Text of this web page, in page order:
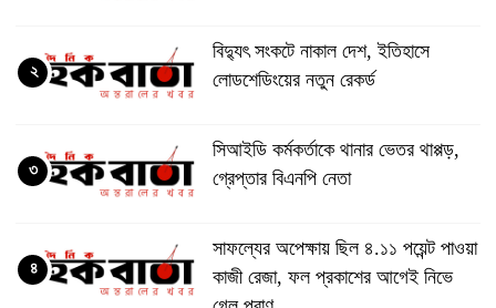
বিদ্যুৎ সংকটে নাকাল দেশ, ইতিহাসে
লোডশেডিংয়ের নতুন রেকর্ড
২
সিআইডি কর্মকর্তাকে থানার ভেতর থাপ্পড়,
গ্রেপ্তার বিএনপি নেতা
৩
সাফল্যের অপেক্ষায় ছিল ৪.১১ পয়েন্ট পাওয়া
কাজী রেজা, ফল প্রকাশের আগেই নিভে
৪